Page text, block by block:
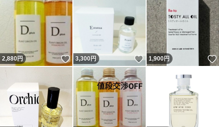
2,880円 いいね！
3,300円 いいね！
1,900円